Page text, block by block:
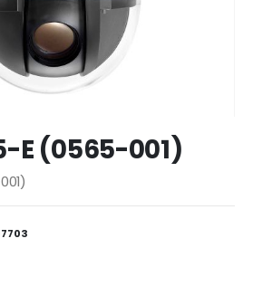
E (0565-001)